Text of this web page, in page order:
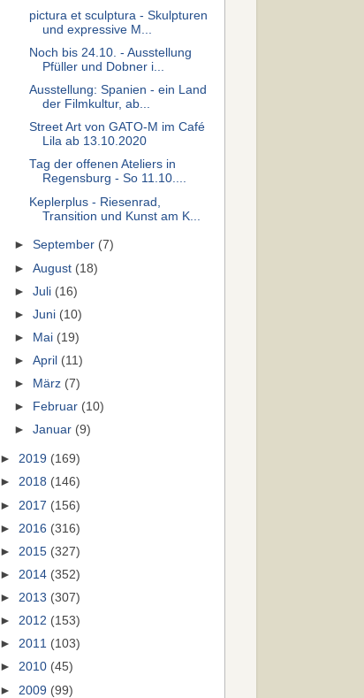
pictura et sculptura - Skulpturen
und expressive M...
Noch bis 24.10. - Ausstellung
Pfüller und Dobner i...
Ausstellung: Spanien - ein Land
der Filmkultur, ab...
Street Art von GATO-M im Café
Lila ab 13.10.2020
Tag der offenen Ateliers in
Regensburg - So 11.10....
Keplerplus - Riesenrad,
Transition und Kunst am K...
►September (7)
►August (18)
►Juli (16)
►Juni (10)
►
Mai (19)
►April (11)
►
März (7)
►
Februar (10)
►Januar (9)
► 2019 (169)
► 2018 (146)
► 2017 (156)
► 2016 (316)
► 2015 (327)
► 2014 (352)
► 2013 (307)
► 2012 (153)
► 2011 (103)
► 2010 (45)
► 2009 (99)